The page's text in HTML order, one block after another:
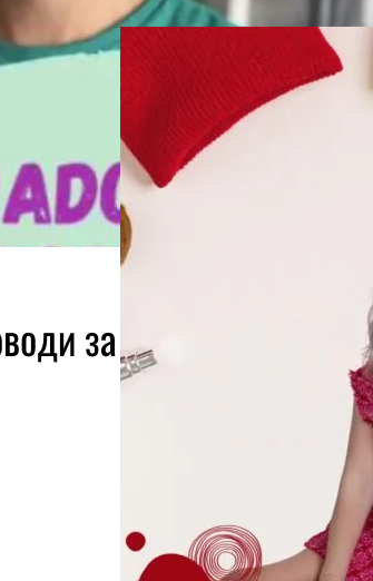
за скандал с